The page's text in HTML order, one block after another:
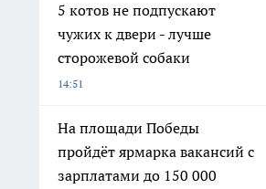
5 котов не подпускают
чужих к двери - лучше
сторожевой собаки
14:51
На площади Победы
пройдёт ярмарка вакансий с
зарплатами до 150 000